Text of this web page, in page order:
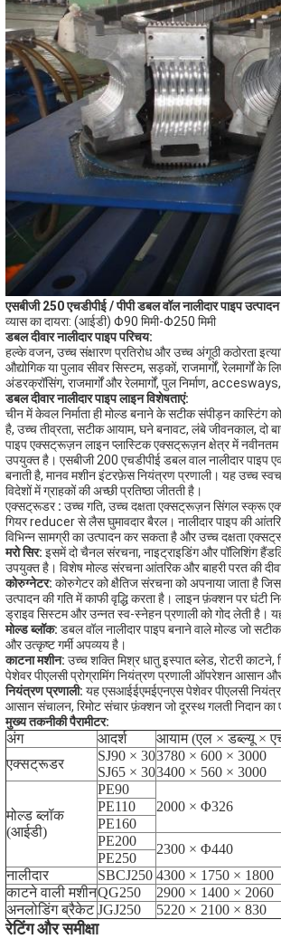
एसबीजी 250 एचडीपीई / पीपी डबल वॉल नालीदार पाइप
व्यास का दायरा: (आईडी) Φ90 मिमी-Φ250 मिमी
डबल दीवार नालीदार पाइप परिचय:
हल्के वजन, उच्च संक्षारण प्रतिरोध और उच्च अंगूठी कठोरता
औद्योगिक या पुलाव सीवर सिस्टम, सड़कों, राजमार्गों, रेलमार्गों
अंडरक्रॉसिंग, राजमार्गों और रेलमार्गों, पुल निर्माण,
डबल दीवार नालीदार पाइप लाइन विशेषताएं:
चीन में केवल निर्माता ही मोल्ड बनाने के सटीक संपीड़न
है, उच्च तीव्रता, सटीक आयाम, घने बनावट, लंबे जीवनकाल, दो
पाइप एक्सट्रूज़न लाइन प्लास्टिक एक्सट्रूज़न क्षेत्र में
उपयुक्त है। एसबीजी 200 एचडीपीई डबल वाल नालीदार
बनाती है, मानव मशीन इंटरफ़ेस नियंत्रण प्रणाली। यह उच्च
विदेशों में ग्राहकों की अच्छी प्रतिष्ठा जीतती है।
एक्सट्रूडर: उच्च गति, उच्च दक्षता एक्सट्रूज़न सिंगल स्क्रू
गियर reducer से लैस घुमावदार बैरल। नालीदार पाइप की
विभिन्न सामग्री का उत्पादन कर सकता है और उच्च दक्षता
मरो सिर: इसमें दो चैनल संरचना, नाइट्राइडिंग और पॉलिशिंग
उपयुक्त है। विशेष मोल्ड संरचना आंतरिक और बाहरी परत की
कोरुग्नेटर: कोरुगेटर को क्षैतिज संरचना को अपनाया जाता है
उत्पादन की गति में काफी वृद्धि करता है। लाइन फ़ंक्शन पर
ड्राइव सिस्टम और उन्नत स्व-स्नेहन प्रणाली को गोद लेती है।
मोल्ड ब्लॉक: डबल वॉल नालीदार पाइप बनाने वाले मोल्ड जो
और उत्कृष्ट गर्मी अपव्यय है।
काटना मशीन: उच्च शक्ति मिश्र धातु इस्पात ब्लेड, रोटरी
पेशेवर पीएलसी प्रोग्रामिंग नियंत्रण प्रणाली ऑपरेशन आसान
नियंत्रण प्रणाली: यह एसआईईएमईएनएस पेशेवर पीएलसी
आसान संचालन, रिमोट संचार फ़ंक्शन जो दूरस्थ गलती निदान
मुख्य तकनीकी पैरामीटर:
अंग आदर्श आयाम (एल × डब्ल्यू ×
एक्सट्रूडर
SJ90 × 30
SJ65 × 30
3780 × 600 × 3000
3400 × 560 × 3000
मोल्ड ब्लॉक
(आईडी)
PE90
2000 × Φ326
PE110
PE160
PE200
2300 × Φ440
PE250
नालीदार
SBCJ250 4300 × 1750 × 1800
काटने वाली मशीनQG250 2900 × 1400 × 2060
अनलोडिंग ब्रैकेट JGJ250 5220 × 2100 × 830
रेटिंग और समीक्षा